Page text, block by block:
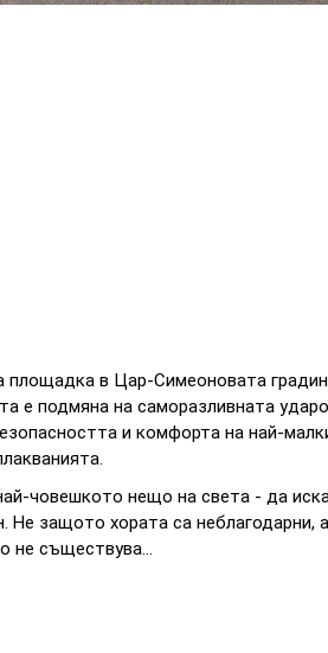
площадка в Цар-Симеоновата
е подмяна на саморазливната
и комфорта на най-
човешкото нещо на света - да
Не защото хората са
не съществува...